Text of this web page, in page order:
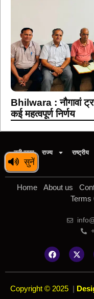
सुनें
Bhilwara : नौगावां
कई महत्वपूर्ण निर्णय
बड़ी खबर राज्य राष्ट्रीय
Home About us
Terms
Copyright © 2025 |